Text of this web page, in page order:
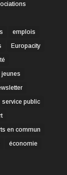
emplois
Europacity
jeunes
service public
en commun
économie